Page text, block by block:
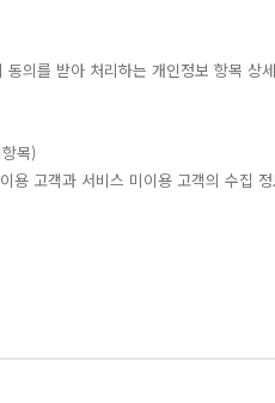
를 받아 처리하는 개인정보 항목 상
목)
객과 서비스 미이용 고객의 수집 정